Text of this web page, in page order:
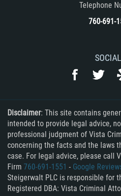
Telephone
760-691-
Disclaimer: This site contains
intended to provide legal advice,
professional judgment of Vista
concerning the facts and the laws
case. For legal advice, please call
Firm 760-691-1551 - Google
Steigerwalt PLC is responsible for
Registered DBA: Vista Criminal